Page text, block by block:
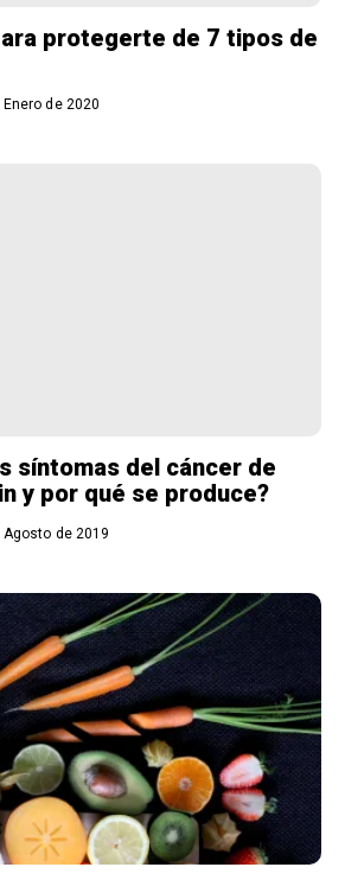
protegerte de 7 tipos de
de 2020
síntomas del cáncer de
y por qué se produce?
Agosto de 2019